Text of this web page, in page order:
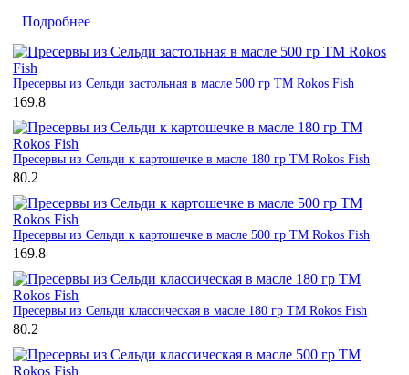
Подробнее
Пресервы из Сельди застольная в масле 500 гр ТМ Rokos Fish
169.8
Пресервы из Сельди к картошечке в масле 180 гр ТМ Rokos Fish
80.2
Пресервы из Сельди к картошечке в масле 500 гр ТМ Rokos Fish
169.8
Пресервы из Сельди классическая в масле 180 гр ТМ Rokos Fish
80.2